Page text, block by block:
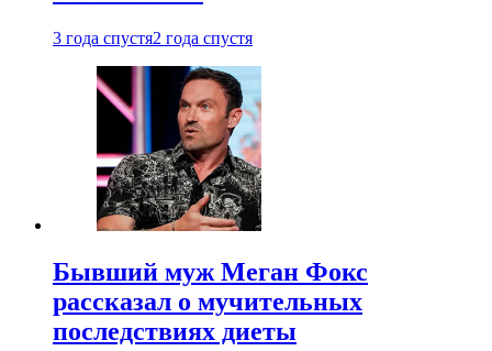
3 года спустя2 года спустя
Бывший муж Меган Фокс
рассказал о мучительных
последствиях диеты